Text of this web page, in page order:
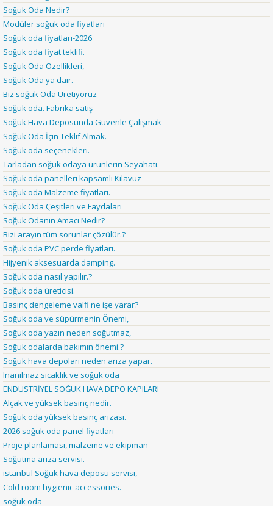
Soğuk Oda Nedir?
Modüler soğuk oda fiyatları
Soğuk oda fiyatları-2026
Soğuk oda fiyat teklifi.
Soğuk Oda Özellikleri,
Soğuk Oda ya dair.
Biz soğuk Oda Üretiyoruz
Soğuk oda. Fabrika satış
Soğuk Hava Deposunda Güvenle Çalışmak
Soğuk Oda İçin Teklif Almak.
Soğuk oda seçenekleri.
Tarladan soğuk odaya ürünlerin Seyahati.
Soğuk oda panelleri kapsamlı Kılavuz
Soğuk oda Malzeme fiyatları.
Soğuk Oda Çeşitleri ve Faydaları
Soğuk Odanın Amacı Nedir?
Bizi arayın tüm sorunlar çözülür.?
Soğuk oda PVC perde fiyatları.
Hijyenik aksesuarda damping.
Soğuk oda nasıl yapılır.?
Soğuk oda üreticisi.
Basınç dengeleme valfi ne işe yarar?
Soğuk oda ve süpürmenin Önemi,
Soğuk oda yazın neden soğutmaz,
Soğuk odalarda bakımın önemi.?
Soğuk hava depoları neden arıza yapar.
Inanılmaz sıcaklık ve soğuk oda
ENDÜSTRİYEL SOĞUK HAVA DEPO KAPILARI
Alçak ve yüksek basınç nedir.
Soğuk oda yüksek basınç arızası.
2026 soğuk oda panel fiyatları
Proje planlaması, malzeme ve ekipman
Soğutma arıza servisi.
istanbul Soğuk hava deposu servisi,
Cold room hygienic accessories.
soğuk oda